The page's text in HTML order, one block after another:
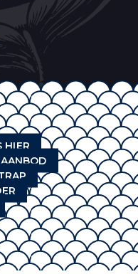
HIER